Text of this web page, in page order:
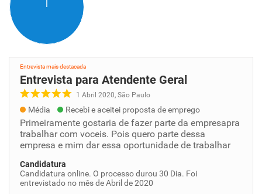
Entrevista mais destacada
Entrevista para Atendente Geral
1 Abril 2020, São Paulo
Média Recebi e aceitei proposta de emprego
Primeiramente gostaria de fazer parte da empresapra
trabalhar com voceis. Pois quero parte dessa
empresa e mim dar essa oportunidade de trabalhar
Candidatura
Candidatura online. O processo durou 30 Dia. Foi
entrevistado no mês de Abril de 2020